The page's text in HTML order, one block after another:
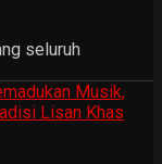
seluruh